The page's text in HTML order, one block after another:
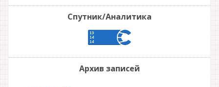
Спутник/Аналитика
Архив записей